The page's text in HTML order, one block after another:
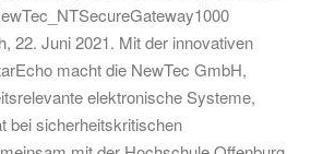
22. Juni 2021. Mit der innovativen
macht die NewTec GmbH,
elektronische Systeme,
bei sicherheitskritischen